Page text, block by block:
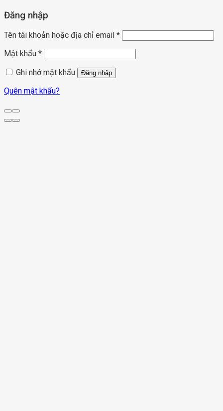
Đăng nhập
Tên tài khoản hoặc địa chỉ email *
Mật khẩu *
Ghi nhớ mật khẩu
Đăng nhập
Quên mật khẩu?